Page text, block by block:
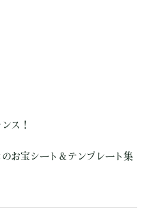
ス！
お宝シート＆テンプレート集